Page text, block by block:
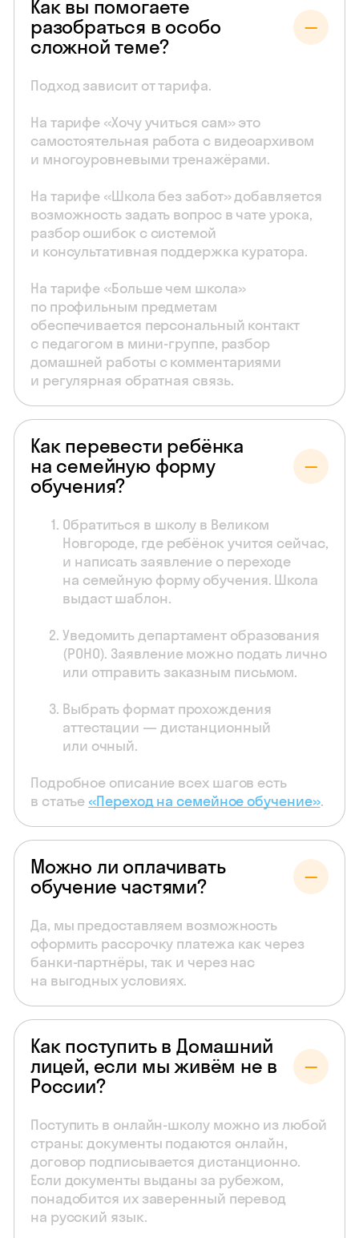
Как вы помогаете
разобраться в особо
сложной теме?
Подход зависит от тарифа.
На тарифе «Хочу учиться сам» это
самостоятельная работа с видеоархивом
и многоуровневыми тренажёрами.
На тарифе «Школа без забот» добавляется
возможность задать вопрос в чате урока,
разбор ошибок с системой
и консультативная поддержка куратора.
На тарифе «Больше чем школа»
по профильным предметам
обеспечивается персональный контакт
с педагогом в мини-группе, разбор
домашней работы с комментариями
и регулярная обратная связь.
Как перевести ребёнка
на семейную форму
обучения?
Обратиться в школу в Великом
Новгороде, где ребёнок учится сейчас,
и написать заявление о переходе
на семейную форму обучения. Школа
выдаст шаблон.
Уведомить департамент образования
(РОНО). Заявление можно подать лично
или отправить заказным письмом.
Выбрать формат прохождения
аттестации — дистанционный
или очный.
Подробное описание всех шагов есть
в статье «Переход на семейное обучение».
Можно ли оплачивать
обучение частями?
Да, мы предоставляем возможность
оформить рассрочку платежа как через
банки-партнёры, так и через нас
на выгодных условиях.
Как поступить в Домашний
лицей, если мы живём не в
России?
Поступить в онлайн-школу можно из любой
страны: документы подаются онлайн,
договор подписывается дистанционно.
Если документы выданы за рубежом,
понадобится их заверенный перевод
на русский язык.